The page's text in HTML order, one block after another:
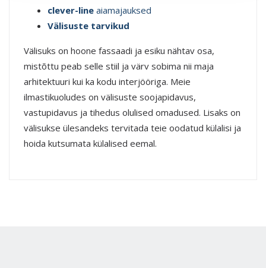
clever-line aiamajauksed
Välisuste tarvikud
Välisuks on hoone fassaadi ja esiku nähtav osa,
mistõttu peab selle stiil ja värv sobima nii maja
arhitektuuri kui ka kodu interjööriga. Meie
ilmastikuoludes on välisuste soojapidavus,
vastupidavus ja tihedus olulised omadused. Lisaks on
välisukse ülesandeks tervitada teie oodatud külalisi ja
hoida kutsumata külalised eemal.